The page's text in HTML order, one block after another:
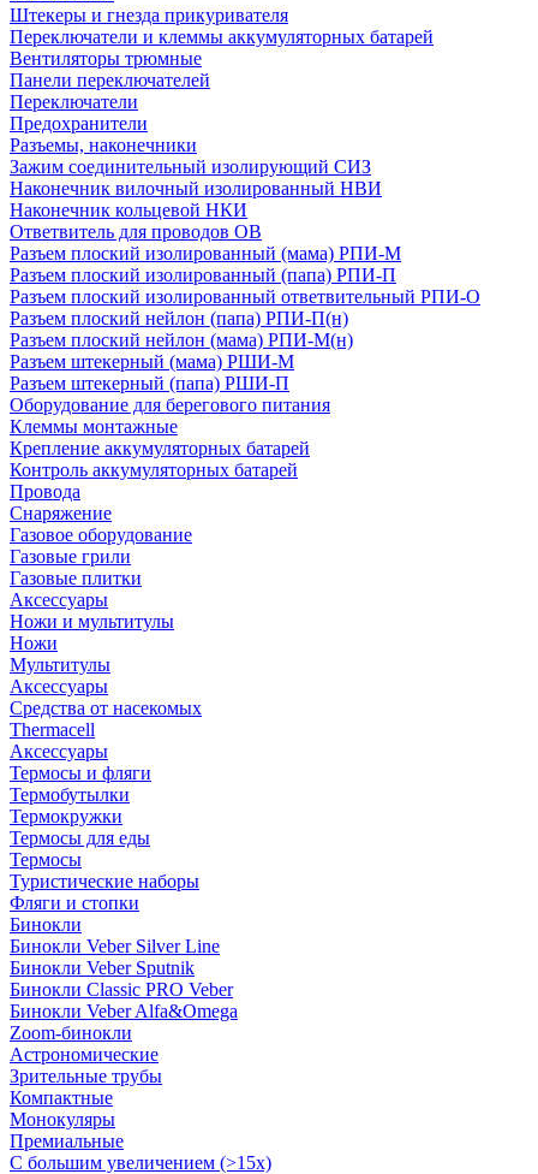
Штекеры и гнезда прикуривателя
Переключатели и клеммы аккумуляторных батарей
Вентиляторы трюмные
Панели переключателей
Переключатели
Предохранители
Разъемы, наконечники
Зажим соединительный изолирующий СИЗ
Наконечник вилочный изолированный НВИ
Наконечник кольцевой НКИ
Ответвитель для проводов ОВ
Разъем плоский изолированный (мама) РПИ-М
Разъем плоский изолированный (папа) РПИ-П
Разъем плоский изолированный ответвительный РПИ-О
Разъем плоский нейлон (папа) РПИ-П(н)
Разъем плоский нейлон (мама) РПИ-М(н)
Разъем штекерный (мама) РШИ-М
Разъем штекерный (папа) РШИ-П
Оборудование для берегового питания
Клеммы монтажные
Крепление аккумуляторных батарей
Контроль аккумуляторных батарей
Провода
Снаряжение
Газовое оборудование
Газовые грили
Газовые плитки
Аксессуары
Ножи и мультитулы
Ножи
Мультитулы
Аксессуары
Средства от насекомых
Thermacell
Аксессуары
Термосы и фляги
Термобутылки
Термокружки
Термосы для еды
Термосы
Туристические наборы
Фляги и стопки
Бинокли
Бинокли Veber Silver Line
Бинокли Veber Sputnik
Бинокли Classic PRO Veber
Бинокли Veber Alfa&Omega
Zoom-бинокли
Астрономические
Зрительные трубы
Компактные
Монокуляры
Премиальные
С большим увеличением (>15x)